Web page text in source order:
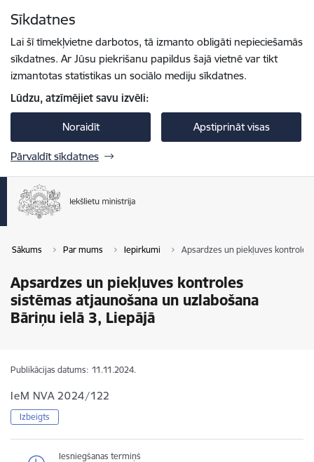
Sīkdatnes
Lai šī tīmekļvietne darbotos, tā izmanto obligāti nepieciešamās
sīkdatnes. Ar Jūsu piekrišanu papildus šajā vietnē var tikt
izmantotas statistikas un sociālo mediju sīkdatnes.
Lūdzu, atzīmējiet savu izvēli:
Noraidīt Apstiprināt visas
Pārvaldīt sīkdatnes
Sākums Par mums Iepirkumi Apsardzes un piekļuves kontroles
Apsardzes un piekļuves kontroles
sistēmas atjaunošana un uzlabošana
Bāriņu ielā 3, Liepājā
Publikācijas datums: 11.11.2024.
IeM NVA 2024/122
Izbeigts
Iesniegšanas termiņš